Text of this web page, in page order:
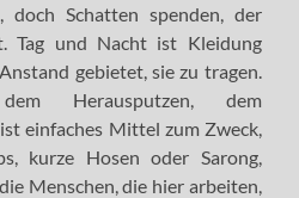
doch Schatten spenden, der
Tag und Nacht ist Kleidung
gebietet, sie zu tragen.
Herausputzen, dem
einfaches Mittel zum Zweck,
kurze Hosen oder Sarong,
Menschen, die hier arbeiten,